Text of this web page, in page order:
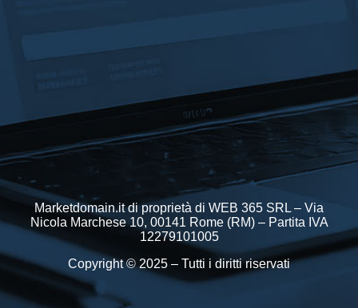
Marketdomain.it di proprietà di WEB 365 SRL – Via
Nicola Marchese 10, 00141 Rome (RM) – Partita IVA
12279101005
Copyright © 2025 – Tutti i diritti riservati